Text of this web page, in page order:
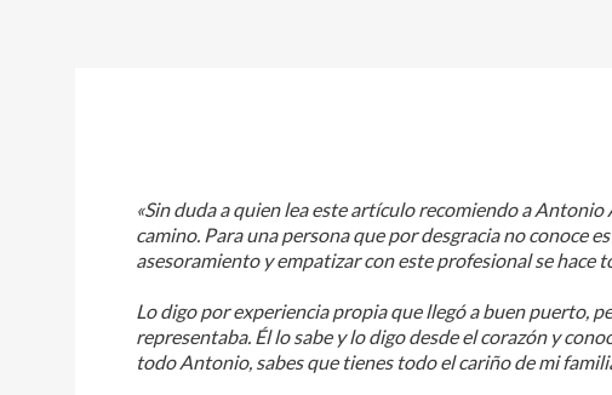
«Sin duda a quien lea este artículo recomiendo a
camino. Para una persona que por desgracia no conoce
asesoramiento y empatizar con este profesional se hace
Lo digo por experiencia propia que llegó a buen puerto,
representaba. Él lo sabe y lo digo desde el corazón y
todo Antonio, sabes que tienes todo el cariño de mi